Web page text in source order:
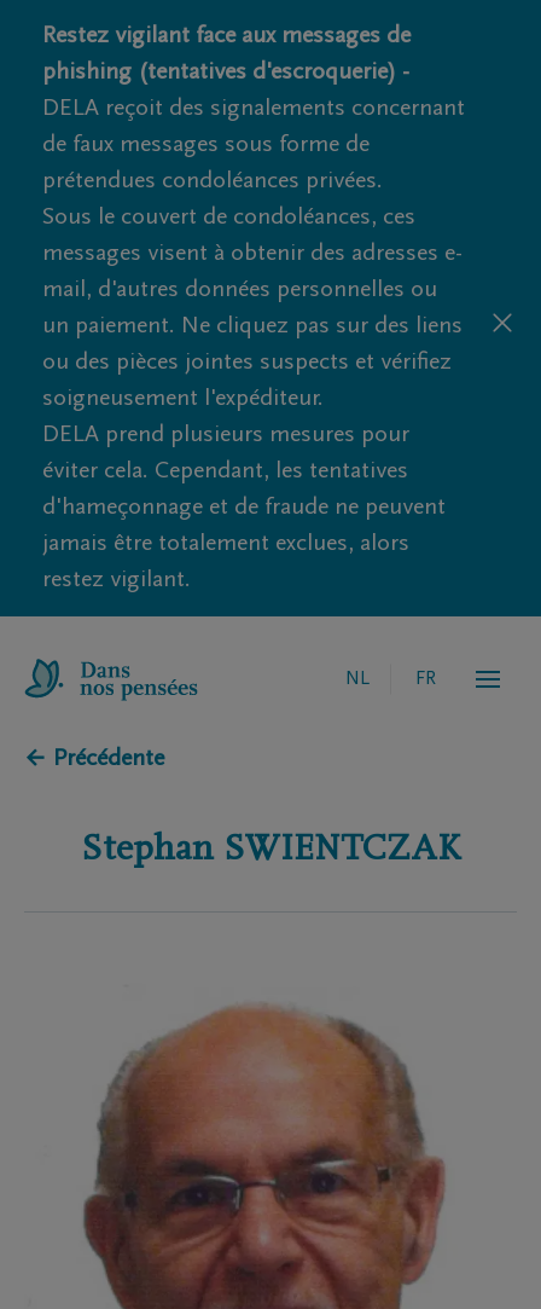
Restez vigilant face aux messages de
phishing (tentatives d'escroquerie) -
DELA reçoit des signalements concernant
de faux messages sous forme de
prétendues condoléances privées.
Sous le couvert de condoléances, ces
messages visent à obtenir des adresses e-
mail, d'autres données personnelles ou
un paiement. Ne cliquez pas sur des liens
ou des pièces jointes suspects et vérifiez
soigneusement l'expéditeur.
DELA prend plusieurs mesures pour
éviter cela. Cependant, les tentatives
d'hameçonnage et de fraude ne peuvent
jamais être totalement exclues, alors
restez vigilant.
NL FR
← Précédente
Stephan SWIENTCZAK